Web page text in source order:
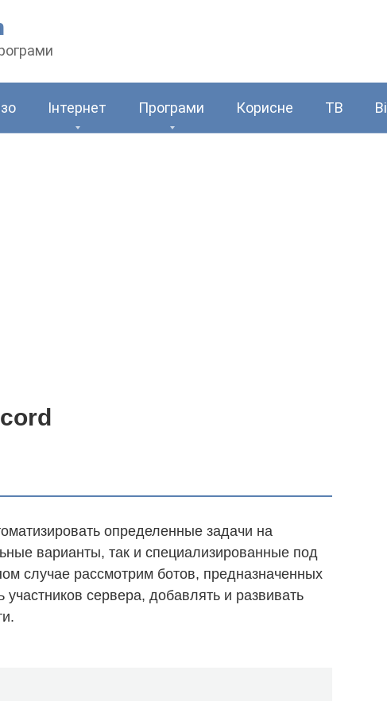
Інтернет Програми Корисне ТВ
определенные задачи на
варианты, так и специализированные под
случае рассмотрим ботов, предназначенных
сервера, добавлять и развивать